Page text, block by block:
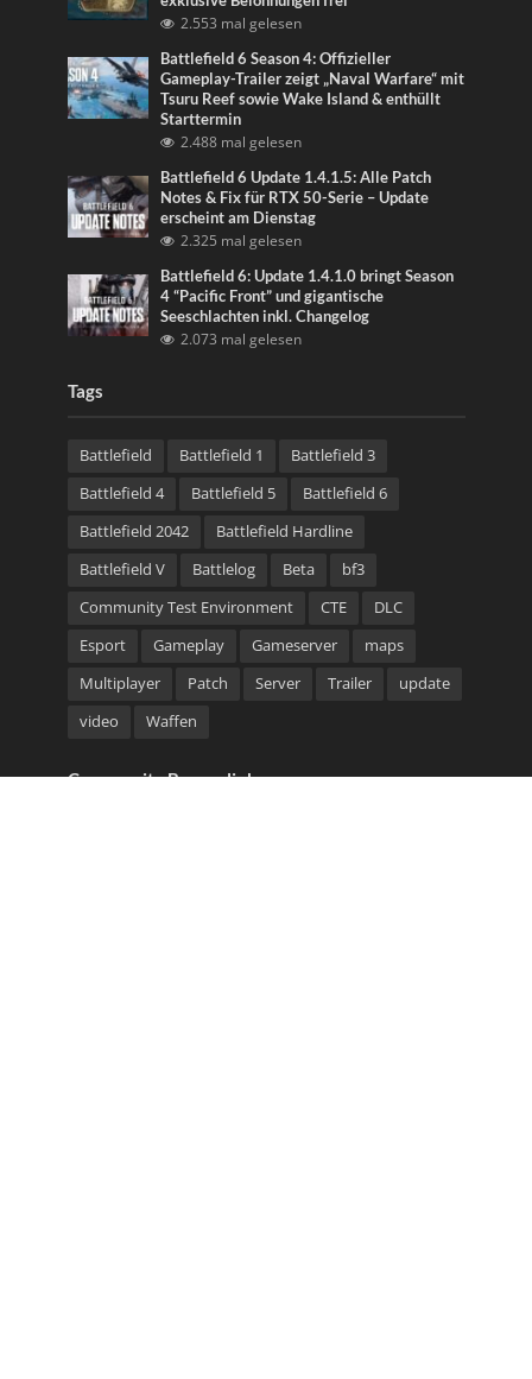
2.553 mal gelesen
Battlefield 6 Season 4: Offizieller
Gameplay-Trailer zeigt „Naval Warfare“ mit
Tsuru Reef sowie Wake Island & enthüllt
Starttermin
2.488 mal gelesen
Battlefield 6 Update 1.4.1.5: Alle Patch
Notes & Fix für RTX 50-Serie – Update
erscheint am Dienstag
2.325 mal gelesen
Battlefield 6: Update 1.4.1.0 bringt Season
4 “Pacific Front” und gigantische
Seeschlachten inkl. Changelog
2.073 mal gelesen
Tags
Battlefield Battlefield 1
Battlefield 3
Battlefield 4
Battlefield 5
Battlefield 6
Battlefield 2042
Battlefield Hardline
Battlefield V
Battlelog Beta
bf3
Community Test Environment
CTE
DLC
Esport
Gameplay Gameserver
maps
Multiplayer
Patch Server Trailer
update
video
Waffen
Community Bannerlinks